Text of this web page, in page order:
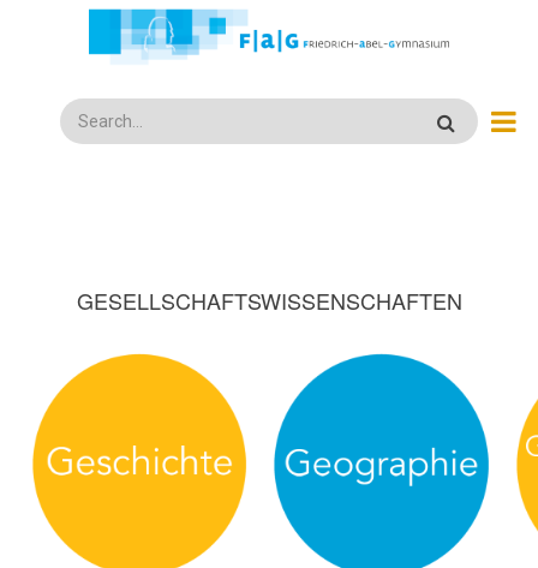
Search
GESELLSCHAFTSWISSENSCHAFTEN